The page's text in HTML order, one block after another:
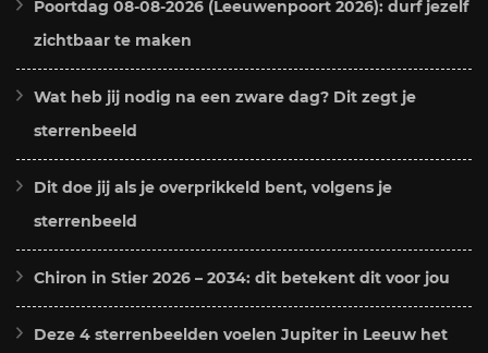
Poortdag 08-08-2026 (Leeuwenpoort 2026): durf jezelf
zichtbaar te maken
Wat heb jij nodig na een zware dag? Dit zegt je
sterrenbeeld
Dit doe jij als je overprikkeld bent, volgens je
sterrenbeeld
Chiron in Stier 2026 – 2034: dit betekent dit voor jou
Deze 4 sterrenbeelden voelen Jupiter in Leeuw het